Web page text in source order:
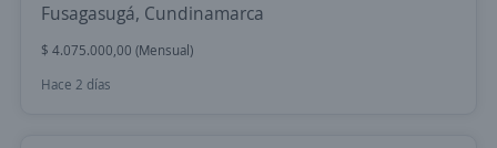
Fusagasugá, Cundinamarca
$ 4.075.000,00 (Mensual)
Hace 2 días